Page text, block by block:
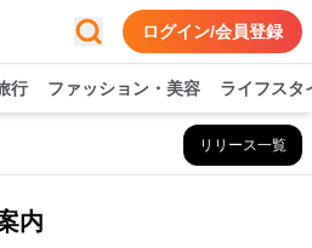
ログイン/会員登録
行 ファッション・美容 ライフスタ
リリース一覧
内